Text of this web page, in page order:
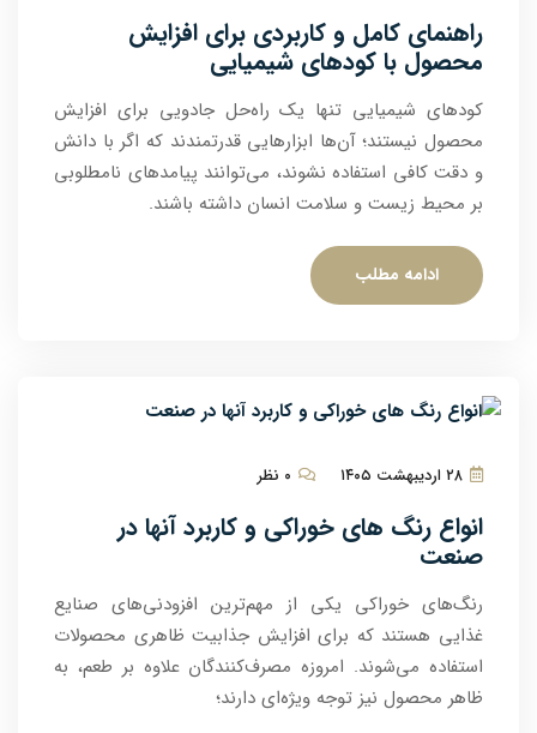
راهنمای کامل و کاربردی برای افزایش
محصول با کودهای شیمیایی
کودهای شیمیایی تنها یک راه‌حل جادویی برای افزایش
محصول نیستند؛ آن‌ها ابزارهایی قدرتمندند که اگر با دانش
و دقت کافی استفاده نشوند، می‌توانند پیامدهای نامطلوبی
بر محیط زیست و سلامت انسان داشته باشند.
ادامه مطلب
انواع رنگ های خوراکی و کاربرد آنها در
صنعت
رنگ‌های خوراکی یکی از مهم‌ترین افزودنی‌های صنایع
غذایی هستند که برای افزایش جذابیت ظاهری محصولات
استفاده می‌شوند. امروزه مصرف‌کنندگان علاوه بر طعم، به
ظاهر محصول نیز توجه ویژه‌ای دارند؛